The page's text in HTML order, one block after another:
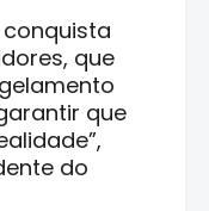
conquista
que
que
do